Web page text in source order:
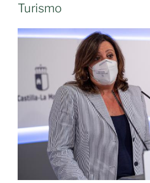
promoción
del
vino»
Turismo